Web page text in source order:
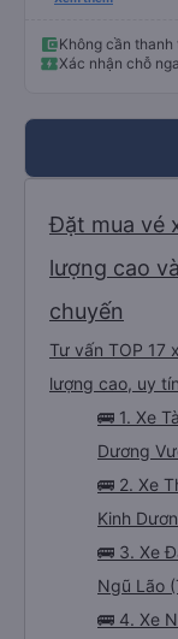
Không cần thanh
Xác nhận chỗ
Đặt mua vé
lượng cao
chuyến
Tư vấn TOP 17
lượng cao, uy
🚌 1. Xe
Dương
🚌 2. Xe
Kinh
🚌 3. Xe
Ngũ Lão
🚌 4. Xe